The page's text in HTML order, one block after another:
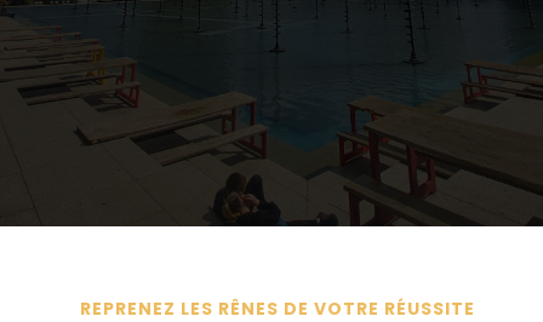
REPRENEZ LES RÊNES DE VOTRE RÉUSSITE